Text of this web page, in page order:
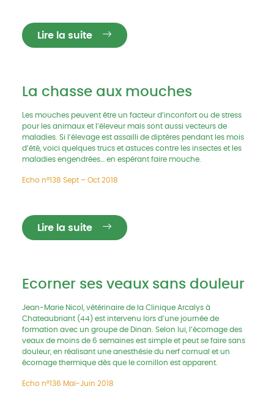
Lire la suite
La chasse aux mouches
Les mouches peuvent être un facteur d’inconfort ou de stress
pour les animaux et l’éleveur mais sont aussi vecteurs de
maladies. Si l’élevage est assailli de diptères pendant les mois
d’été, voici quelques trucs et astuces contre les insectes et les
maladies engendrées… en espérant faire mouche.
Echo n°138 Sept – Oct 2018
Lire la suite
Ecorner ses veaux sans douleur
Jean-Marie Nicol, vétérinaire de la Clinique Arcalys à
Chateaubriant (44) est intervenu lors d’une journée de
formation avec un groupe de Dinan. Selon lui, l’écornage des
veaux de moins de 6 semaines est simple et peut se faire sans
douleur, en réalisant une anesthésie du nerf cornual et un
écornage thermique dès que le cornillon est apparent.
Echo n°136 Mai-Juin 2018